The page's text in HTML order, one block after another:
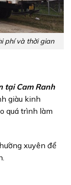
phí và thời gian
tại Cam Ranh
giàu kinh
quá trình làm
xuyên để